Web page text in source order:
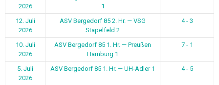
2026
1
12. Juli
2026
ASV Bergedorf 85 2. Hr. — VSG
Stapelfeld 2
4 - 3
10. Juli
2026
ASV Bergedorf 85 1. Hr. — Preußen
Hamburg 1
7 - 1
5. Juli
2026
ASV Bergedorf 85 1. Hr. — UH-Adler 1 4 - 5